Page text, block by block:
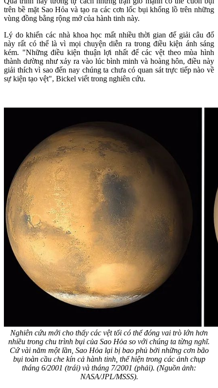
trên bề mặt Sao Hỏa và tạo ra các cơn lốc bụi khổng lồ trên những
vùng đồng bằng rộng mở của hành tinh này.
Lý do khiến các nhà khoa học mất nhiều thời gian để giải câu đố
này rất có thể là vì mọi chuyện diễn ra trong điều kiện ánh sáng
kém. "Những điều kiện thuận lợi nhất để các vệt theo mùa hình
thành dường như xảy ra vào lúc bình minh và hoàng hôn, điều này
giải thích vì sao đến nay chúng ta chưa có quan sát trực tiếp nào về
sự kiện tạo vệt", Bickel viết trong nghiên cứu.
Nghiên cứu mới cho thấy các vệt tối có thể đóng vai trò lớn hơn
nhiều trong chu trình bụi của Sao Hỏa so với chúng ta từng nghĩ.
Cứ vài năm một lần, Sao Hỏa lại bị bao phủ bởi những cơn bão
bụi toàn cầu che kín cả hành tinh, thể hiện trong các ảnh chụp
tháng 6/2001 (trái) và tháng 7/2001 (phải). (Nguồn ảnh:
NASA/JPL/MSSS).